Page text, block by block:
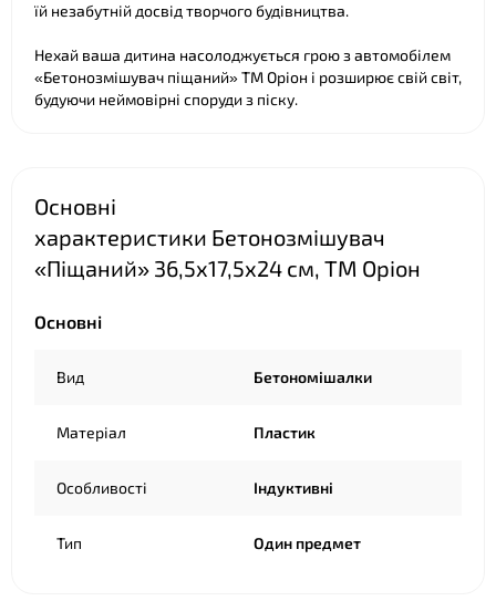
їй незабутній досвід творчого будівництва.
Нехай ваша дитина насолоджується грою з автомобілем
«Бетонозмішувач піщаний» ТМ Оріон і розширює свій світ,
будуючи неймовірні споруди з піску.
Основні
характеристики Бетонозмішувач
«Піщаний» 36,5х17,5х24 см, ТМ Оріон
Основні
Вид Бетономішалки
Матеріал Пластик
Особливості Індуктивні
Тип Один предмет
❤